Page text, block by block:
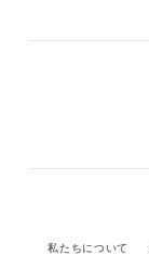
私たちについて